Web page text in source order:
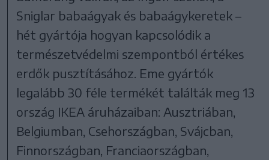
Sniglar babaágyak és babaágykeretek –
hét gyártója hogyan kapcsolódik a
természetvédelmi szempontból értékes
erdők pusztításához. Eme gyártók
legalább 30 féle termékét találták meg 13
ország IKEA áruházaiban: Ausztriában,
Belgiumban, Csehországban, Svájcban,
Finnországban, Franciaországban,